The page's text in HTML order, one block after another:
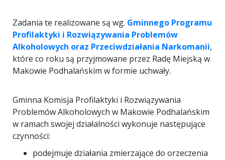
Zadania te realizowane są wg. Gminnego Programu
Profilaktyki i Rozwiązywania Problemów
Alkoholowych oraz Przeciwdziałania Narkomanii,
które co roku są przyjmowane przez Radę Miejską w
Makowie Podhalańskim w formie uchwały.
Gminna Komisja Profilaktyki i Rozwiązywania
Problemów Alkoholowych w Makowie Podhalańskim
w ramach swojej działalności wykonuje następujące
czynności:
podejmuje działania zmierzające do orzeczenia